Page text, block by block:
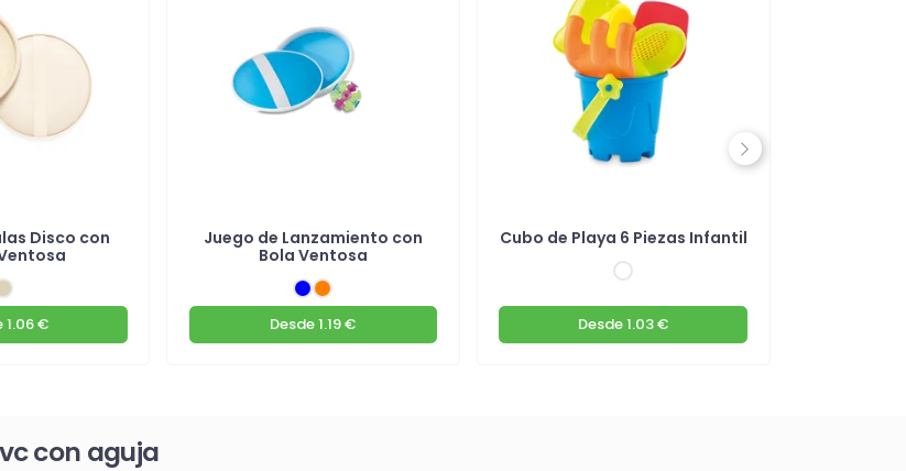
Disco con
1.06 €
Juego de Lanzamiento con
Bola Ventosa
Desde1.19 €
Cubo de Playa 6 Piezas Infantil
Desde1.03 €
Next
con aguja